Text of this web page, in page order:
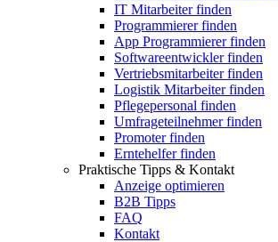
IT Mitarbeiter finden
Programmierer finden
App Programmierer finden
Softwareentwickler finden
Vertriebsmitarbeiter finden
Logistik Mitarbeiter finden
Pflegepersonal finden
Umfrageteilnehmer finden
Promoter finden
Erntehelfer finden
Praktische Tipps & Kontakt
Anzeige optimieren
B2B Tipps
FAQ
Kontakt